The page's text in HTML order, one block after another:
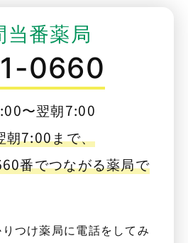
当番薬局
0660
〜翌朝7:00
朝7:00まで、
番でつながる薬局で
つけ薬局に電話をしてみ